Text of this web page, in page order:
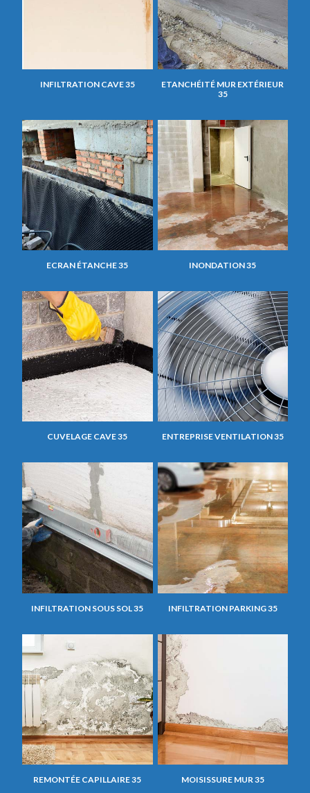
INFILTRATION CAVE 35
ETANCHÉITÉ MUR EXTÉRIEUR
35
ECRAN ÉTANCHE 35 INONDATION 35
CUVELAGE CAVE 35 ENTREPRISE VENTILATION 35
INFILTRATION SOUS SOL 35 INFILTRATION PARKING 35
REMONTÉE CAPILLAIRE 35 MOISISSURE MUR 35